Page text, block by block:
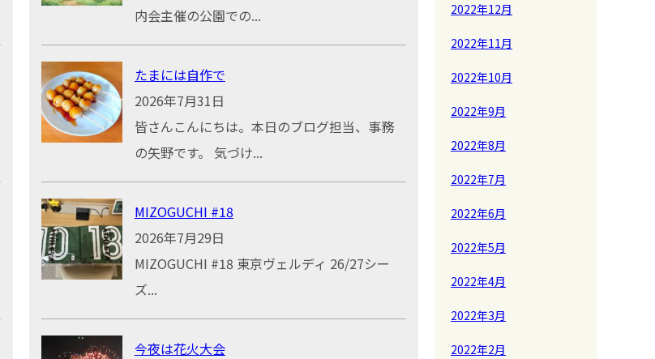
内会主催の公園での...
たまには自作で
2026年7月31日
皆さんこんにちは。本日のブログ担当、事務
の矢野です。 気づけ...
MIZOGUCHI #18
2026年7月29日
MIZOGUCHI #18 東京ヴェルディ 26/27シー
ズ...
今夜は花火大会
2022年12月
2022年11月
2022年10月
2022年9月
2022年8月
2022年7月
2022年6月
2022年5月
2022年4月
2022年3月
2022年2月